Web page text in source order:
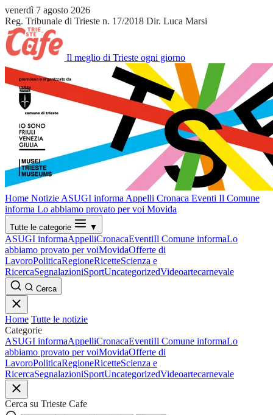
venerdì 7 agosto 2026
Reg. Tribunale di Trieste n. 17/2018 Dir. Luca Marsi
Il meglio di Trieste ogni giorno
Home Notizie ASUGI informa Appelli Cronaca Eventi Il Comune
informa Lo abbiamo provato per voi Movida
Tutte le categorie ▼
ASUGI informaAppelliCronacaEventiIl Comune informaLo
abbiamo provato per voiMovidaOfferte di
LavoroPoliticaRegioneRicetteScienza e
RicercaSegnalazioniSportUncategorizedVideoartecarnevale
Cerca
Home Tutte le notizie
Categorie
ASUGI informaAppelliCronacaEventiIl Comune informaLo
abbiamo provato per voiMovidaOfferte di
LavoroPoliticaRegioneRicetteScienza e
RicercaSegnalazioniSportUncategorizedVideoartecarnevale
Cerca su Trieste Cafe